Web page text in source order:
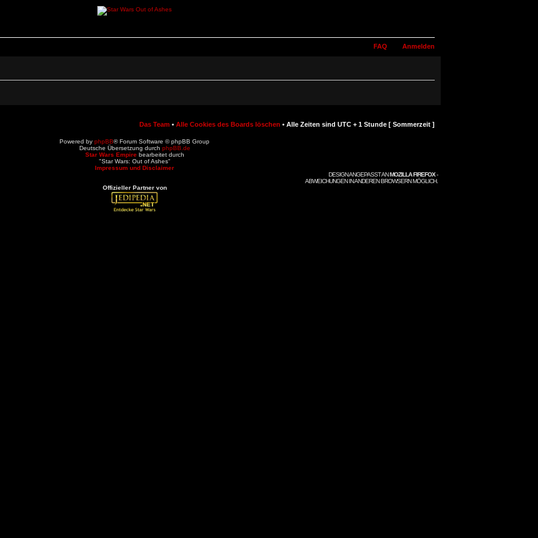
FAQ Anmelden
Das Team • Alle Cookies des Boards löschen • Alle Zeiten sind UTC + 1 Stunde [ Sommerzeit ]
Powered by phpBB® Forum Software © phpBB Group
Deutsche Übersetzung durch phpBB.de
Star Wars Empirebearbeitet durch
"Star Wars: Out of Ashes"
Impressum und Disclaimer
DESIGN ANGEPASST ANMOZILLA FIREFOX-
ABWEICHUNGEN IN ANDEREN BROWSERN MÖGLICH.
Offizieller Partner von